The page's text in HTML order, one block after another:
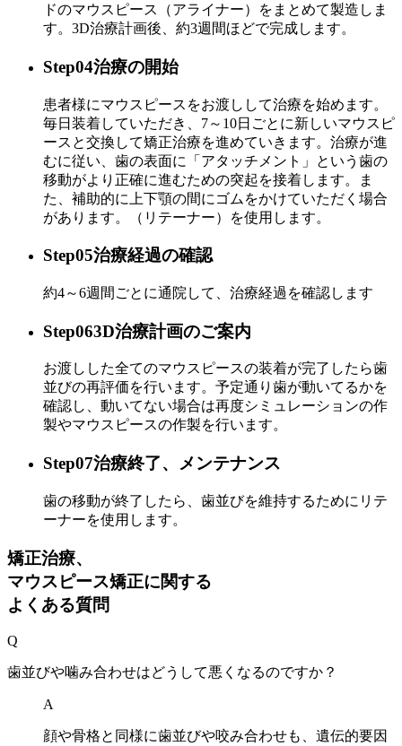
ドのマウスピース（アライナー）をまとめて製造しま
す。3D治療計画後、約3週間ほどで完成します。
Step04治療の開始
患者様にマウスピースをお渡しして治療を始めます。
毎日装着していただき、7～10日ごとに新しいマウスピ
ースと交換して矯正治療を進めていきます。治療が進
むに従い、歯の表面に「アタッチメント」という歯の
移動がより正確に進むための突起を接着します。ま
た、補助的に上下顎の間にゴムをかけていただく場合
があります。（リテーナー）を使用します。
Step05治療経過の確認
約4～6週間ごとに通院して、治療経過を確認します
Step063D治療計画のご案内
お渡しした全てのマウスピースの装着が完了したら歯
並びの再評価を行います。予定通り歯が動いてるかを
確認し、動いてない場合は再度シミュレーションの作
製やマウスピースの作製を行います。
Step07治療終了、メンテナンス
歯の移動が終了したら、歯並びを維持するためにリテ
ーナーを使用します。
矯正治療、
マウスピース矯正に関する
よくある質問
Q
歯並びや噛み合わせはどうして悪くなるのですか？
A
顔や骨格と同様に歯並びや咬み合わせも、遺伝的要因